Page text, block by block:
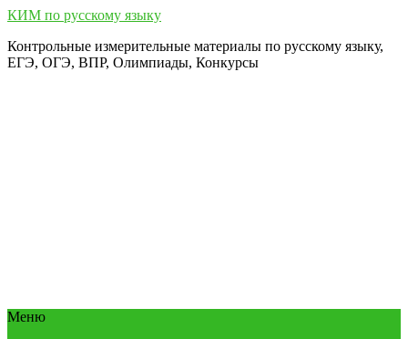
КИМ по русскому языку
Контрольные измерительные материалы по русскому языку,
ЕГЭ, ОГЭ, ВПР, Олимпиады, Конкурсы
Меню